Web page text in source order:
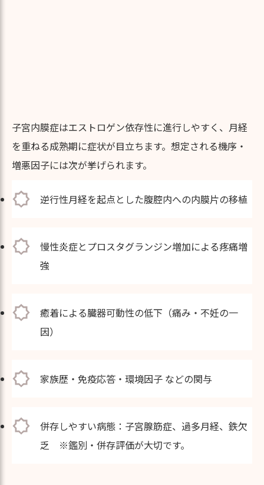
子宮内膜症はエストロゲン依存性に進行しやすく、月経
を重ねる成熟期に症状が目立ちます。想定される機序・
増悪因子には次が挙げられます。
逆行性月経を起点とした腹腔内への内膜片の移植
慢性炎症とプロスタグランジン増加による疼痛増
強
癒着による臓器可動性の低下（痛み・不妊の一
因）
家族歴・免疫応答・環境因子 などの関与
併存しやすい病態：子宮腺筋症、過多月経、鉄欠
乏 ※鑑別・併存評価が大切です。